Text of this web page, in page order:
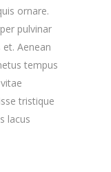
ornare.
pulvinar
Aenean
tempus
tristique
lacus